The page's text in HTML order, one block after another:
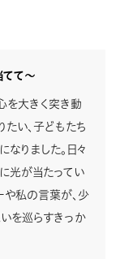
てて〜
を大きく突き動
い、子どもたち
りました。日々
光が当たってい
や私の言葉が、少
を巡らすきっか